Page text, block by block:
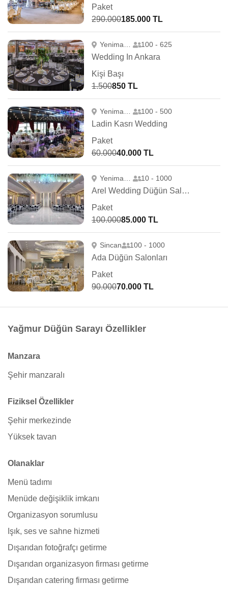
Paket
290.000185.000 TL
100 - 625
Wedding In Ankara
Kişi Başı
1.500850 TL
100 - 500
Ladin Kasrı Wedding
Paket
60.00040.000 TL
10 - 1000
Arel Wedding Düğün Salonları
Paket
100.00085.000 TL
Sincan 100 - 1000
Ada Düğün Salonları
Paket
90.00070.000 TL
Yağmur Düğün Sarayı Özellikler
Manzara
Şehir manzaralı
Fiziksel Özellikler
Şehir merkezinde
Yüksek tavan
Olanaklar
Menü tadımı
Menüde değişiklik imkanı
Organizasyon sorumlusu
Işık, ses ve sahne hizmeti
Dışarıdan fotoğrafçı getirme
Dışarıdan organizasyon firması getirme
Dışarıdan catering firması getirme